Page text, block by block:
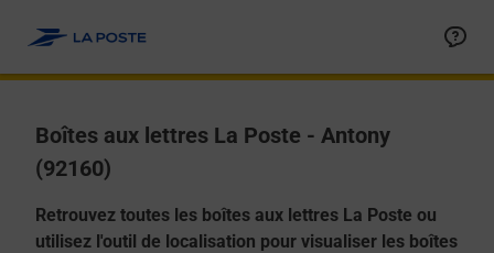
Boîtes aux lettres La Poste - Antony
(92160)
Retrouvez toutes les boîtes aux lettres La Poste ou
utilisez l'outil de localisation pour visualiser les boîtes